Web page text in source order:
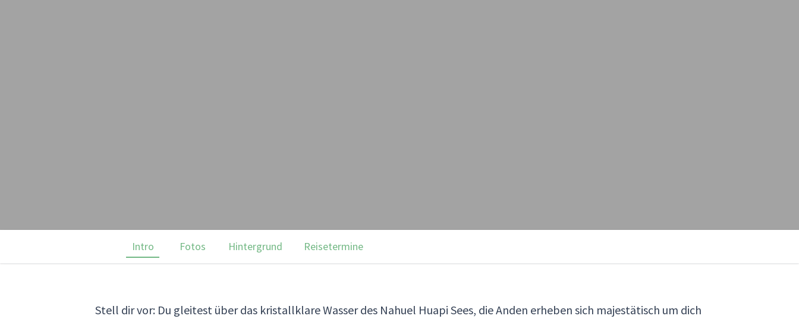
Intro Fotos Hintergrund Reisetermine
Stell dir vor: Du gleitest über das kristallklare Wasser des Nahuel Huapi Sees, die Anden erheben sich majestätisch um dich